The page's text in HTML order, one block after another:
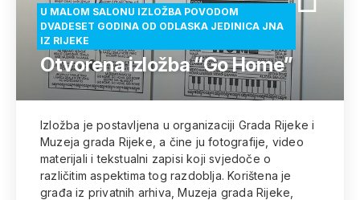
U MALOM SALONU IZLOŽBA POVODOM
DVADESET GODINA OD ODLASKA JEDINICA JNA
IZ RIJEKE
Otvorena izložba “Go Home”
Izložba je postavljena u organizaciji Grada Rijeke i
Muzeja grada Rijeke, a čine ju fotografije, video
materijali i tekstualni zapisi koji svjedoče o
različitim aspektima tog razdoblja. Korištena je
građa iz privatnih arhiva, Muzeja grada Rijeke,